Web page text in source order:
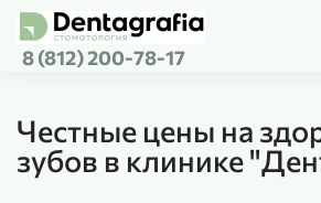
Перейти к содержимому
8 (812) 200-78-17
Честные цены на
зубов в клинике